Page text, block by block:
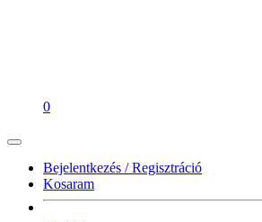
0
Bejelentkezés / Regisztráció
Kosaram